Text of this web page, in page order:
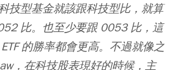
技型基金就該跟科技型比，就算
比。也至少要跟 0053 比，這
的勝率都會更高。不過就像之
，在科技股表現好的時候，主